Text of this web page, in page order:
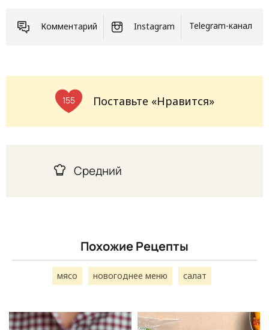
Комментарий Instagram Telegram-канал
155 Поставьте «Нравится»
Средний
Похожие Рецепты
мясо новогоднее меню салат